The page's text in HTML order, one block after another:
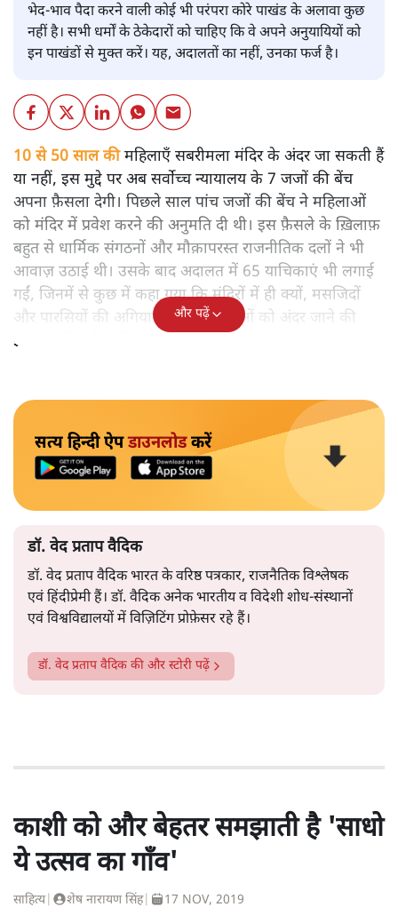
भेद-भाव पैदा करने वाली कोई भी परंपरा कोरे पाखंड के अलावा कुछ
नहीं है। सभी धर्मों के ठेकेदारों को चाहिए कि वे अपने अनुयायियों को
इन पाखंडों से मुक्त करें। यह, अदालतों का नहीं, उनका फर्ज है।
10 से 50 साल कीमहिलाएँ सबरीमला मंदिर के अंदर जा सकती हैं
या नहीं, इस मुद्दे पर अब सर्वोच्च न्यायालय के 7 जजों की बेंच
अपना फ़ैसला देगी। पिछले साल पांच जजों की बेंच ने महिलाओं
को मंदिर में प्रवेश करने की अनुमति दी थी। इस फ़ैसले के ख़िलाफ़
बहुत से धार्मिक संगठनों और मौक़ापरस्त राजनीतिक दलों ने भी
आवाज़ उठाई थी। उसके बाद अदालत में 65 याचिकाएं भी लगाई
गईं, जिनमें से कुछ में कहा गया कि मंदिरों में ही क्यों, मसजिदों
और पारसियों की अगियारी में भी महिलाओं को अंदर जाने की
इजाजत मिलनी चाहिए।
और पढ़ें
सत्य हिन्दी ऐपडाउनलोडकरें
डॉ. वेद प्रताप वैदिक
डॉ. वेद प्रताप वैदिक भारत के वरिष्ठ पत्रकार, राजनैतिक विश्लेषक
एवं हिंदीप्रेमी हैं। डॉ. वैदिक अनेक भारतीय व विदेशी शोध-संस्थानों
एवं विश्वविद्यालयों में विज़िटिंग प्रोफ़ेसर रहे हैं।
डॉ. वेद प्रताप वैदिक की और स्टोरी पढ़ें
काशी को और बेहतर समझाती है 'साधो
ये उत्सव का गाँव'
साहित्य| शेष नारायण सिंह| 17 NOV, 2019